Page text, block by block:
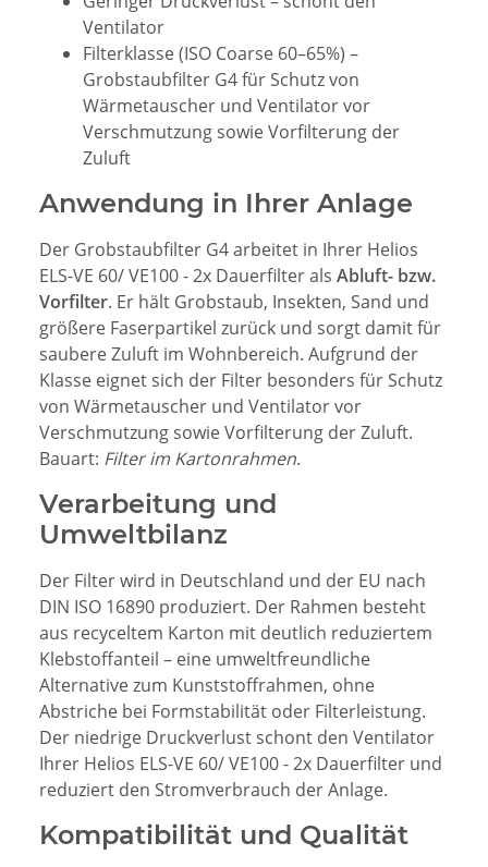
Ventilator
Filterklasse(ISO Coarse 60–65%) –
Grobstaubfilter G4 für Schutz von
Wärmetauscher und Ventilator vor
Verschmutzung sowie Vorfilterung der
Zuluft
Anwendung in Ihrer Anlage
Der Grobstaubfilter G4 arbeitet in Ihrer Helios
ELS-VE 60/ VE100 - 2x Dauerfilter als Abluft- bzw.
Vorfilter. Er hält Grobstaub, Insekten, Sand und
größere Faserpartikel zurück und sorgt damit für
saubere Zuluft im Wohnbereich. Aufgrund der
Klasse eignet sich der Filter besonders für Schutz
von Wärmetauscher und Ventilator vor
Verschmutzung sowie Vorfilterung der Zuluft.
Bauart: Filter im Kartonrahmen.
Verarbeitung und
Umweltbilanz
Der Filter wird in Deutschland und der EU nach
DIN ISO 16890 produziert. Der Rahmen besteht
aus recyceltem Karton mit deutlich reduziertem
Klebstoffanteil – eine umweltfreundliche
Alternative zum Kunststoffrahmen, ohne
Abstriche bei Formstabilität oder Filterleistung.
Der niedrige Druckverlust schont den Ventilator
Ihrer Helios ELS-VE 60/ VE100 - 2x Dauerfilter und
reduziert den Stromverbrauch der Anlage.
Kompatibilität und Qualität